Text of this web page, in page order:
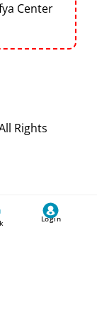
Center
Rights
Login